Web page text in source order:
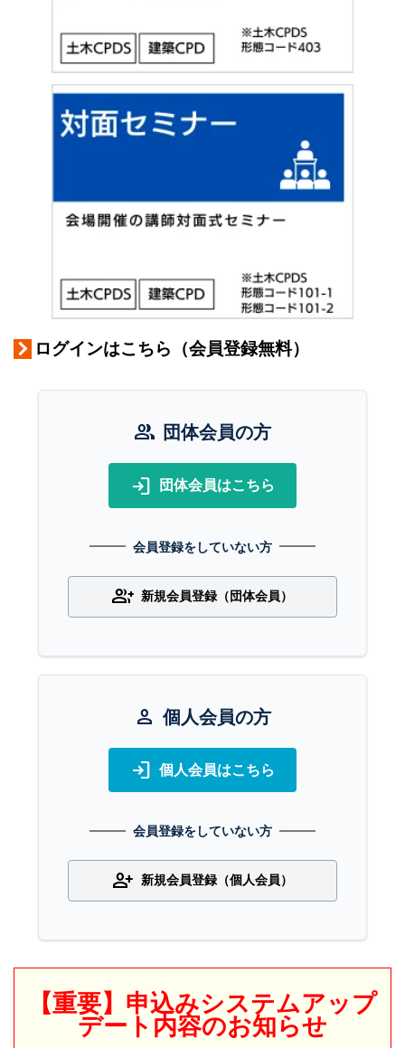
ログインはこちら（会員登録無料）
group 団体会員の方
login 団体会員はこちら
会員登録をしていない方
group_add 新規会員登録（団体会員）
person 個人会員の方
login 個人会員はこちら
会員登録をしていない方
person_add 新規会員登録（個人会員）
【重要】申込みシステムアップ
デート内容のお知らせ